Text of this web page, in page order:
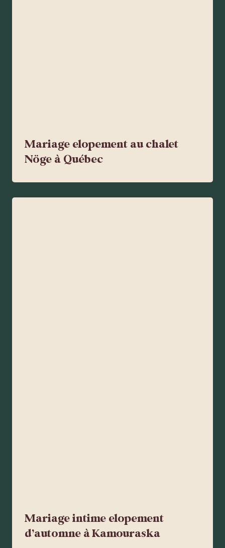
Mariage elopement au chalet
Nöge à Québec
Mariage intime elopement
d’automne à Kamouraska